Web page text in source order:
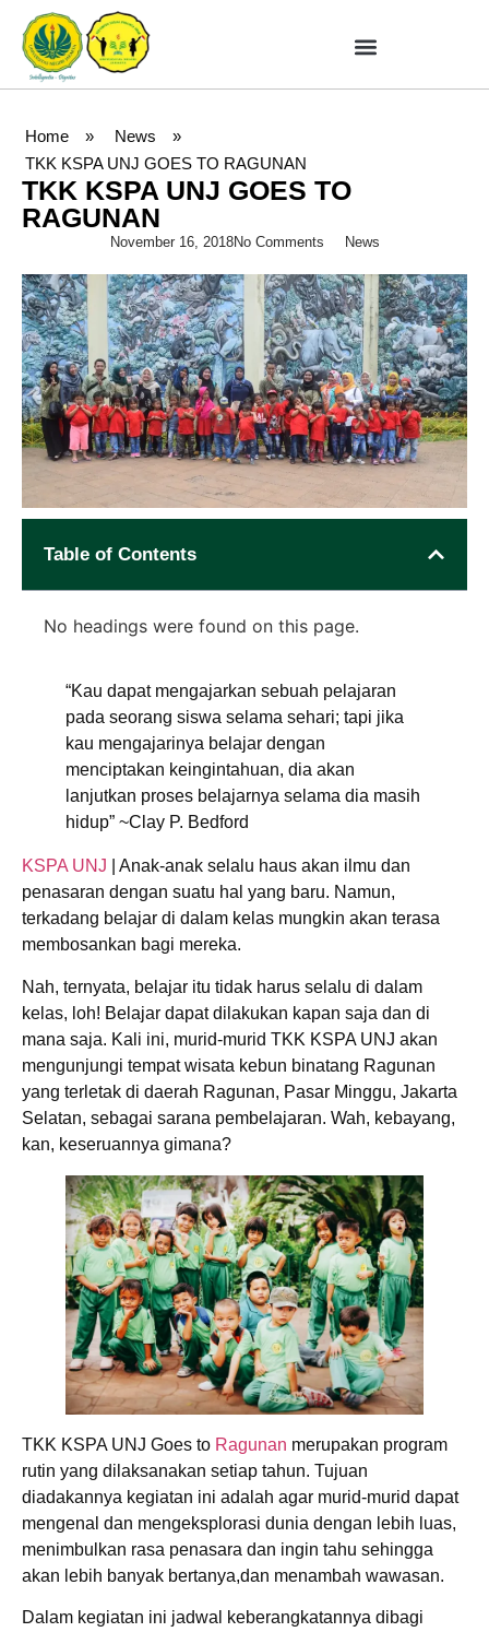
Home » News
»
TKK KSPA UNJ GOES TO RAGUNAN
TKK KSPA UNJ GOES TO
RAGUNAN
November 16, 2018No Comments News
Table of Contents
No headings were found on this page.
“Kau dapat mengajarkan sebuah pelajaran
pada seorang siswa selama sehari; tapi jika
kau mengajarinya belajar dengan
menciptakan keingintahuan, dia akan
lanjutkan proses belajarnya selama dia masih
hidup” ~Clay P. Bedford
KSPA UNJ | Anak-anak selalu haus akan ilmu dan
penasaran dengan suatu hal yang baru. Namun,
terkadang belajar di dalam kelas mungkin akan terasa
membosankan bagi mereka.
Nah, ternyata, belajar itu tidak harus selalu di dalam
kelas, loh! Belajar dapat dilakukan kapan saja dan di
mana saja. Kali ini, murid-murid TKK KSPA UNJ akan
mengunjungi tempat wisata kebun binatang Ragunan
yang terletak di daerah Ragunan, Pasar Minggu, Jakarta
Selatan, sebagai sarana pembelajaran. Wah, kebayang,
kan, keseruannya gimana?
TKK KSPA UNJ Goes to Ragunan merupakan program
rutin yang dilaksanakan setiap tahun. Tujuan
diadakannya kegiatan ini adalah agar murid-murid dapat
mengenal dan mengeksplorasi dunia dengan lebih luas,
menimbulkan rasa penasara dan ingin tahu sehingga
akan lebih banyak bertanya,dan menambah wawasan.
Dalam kegiatan ini jadwal keberangkatannya dibagi